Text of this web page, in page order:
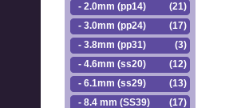
- 2.0mm (pp14)
(21)
- 3.0mm (pp24)
(17)
- 3.8mm (pp31)
(3)
- 4.6mm (ss20)
(12)
- 6.1mm (ss29)
(13)
- 8.4 mm (SS39)
(17)